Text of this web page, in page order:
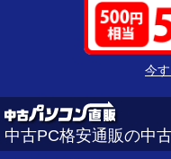
今
中古PC格安通販の中